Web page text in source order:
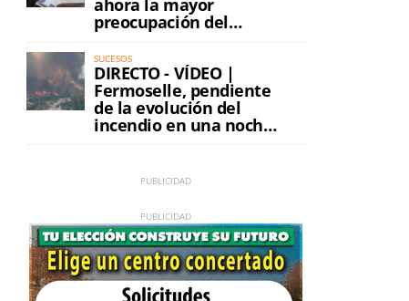
ahora la mayor
preocupación del
incendio
SUCESOS
DIRECTO - VÍDEO |
Fermoselle, pendiente
de la evolución del
incendio en una noche